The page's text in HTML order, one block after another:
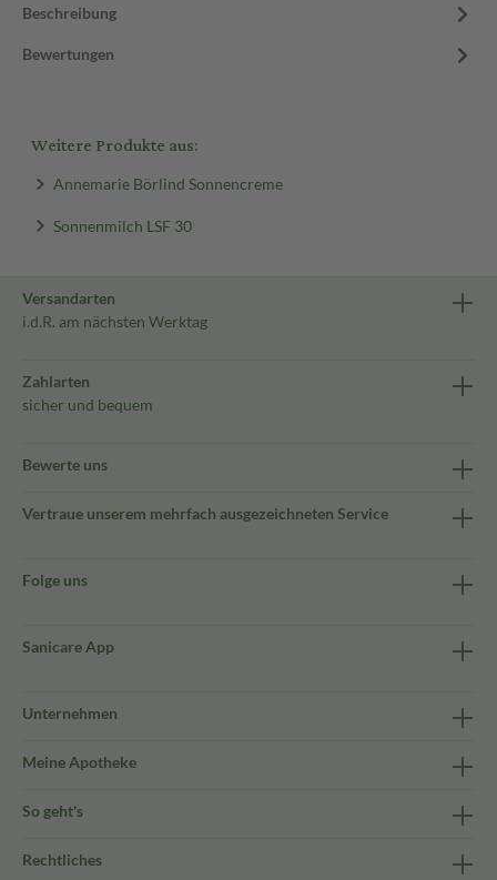
Beschreibung
Bewertungen
Weitere Produkte aus:
Annemarie Börlind Sonnencreme
Sonnenmilch LSF 30
Versandarten
i.d.R. am nächsten Werktag
Zahlarten
sicher und bequem
Bewerte uns
Vertraue unserem mehrfach ausgezeichneten Service
Folge uns
Sanicare App
Unternehmen
Meine Apotheke
So geht's
Rechtliches